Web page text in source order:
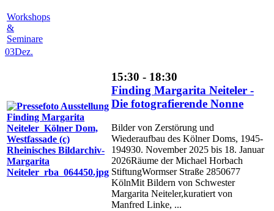
Workshops
&
Seminare
03Dez.
15:30 - 18:30
Finding Margarita Neiteler -
Die fotografierende Nonne
Bilder von Zerstörung und
Wiederaufbau des Kölner Doms, 1945-
194930. November 2025 bis 18. Januar
2026Räume der Michael Horbach
StiftungWormser Straße 2850677
KölnMit Bildern von Schwester
Margarita Neiteler,kuratiert von
Manfred Linke, ...